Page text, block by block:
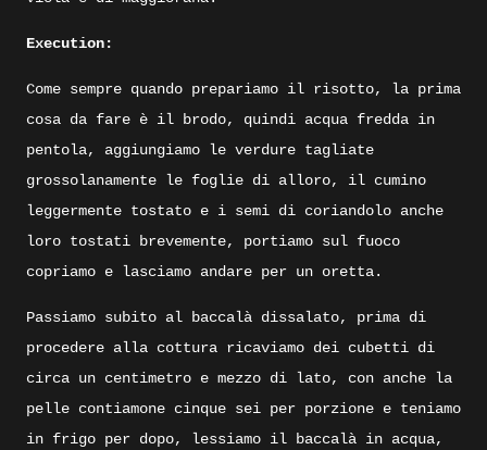
Execution:
Come sempre quando prepariamo il risotto, la prima
cosa da fare è il brodo, quindi acqua fredda in
pentola, aggiungiamo le verdure tagliate
grossolanamente le foglie di alloro, il cumino
leggermente tostato e i semi di coriandolo anche
loro tostati brevemente, portiamo sul fuoco
copriamo e lasciamo andare per un oretta.
Passiamo subito al baccalà dissalato, prima di
procedere alla cottura ricaviamo dei cubetti di
circa un centimetro e mezzo di lato, con anche la
pelle contiamone cinque sei per porzione e teniamo
in frigo per dopo, lessiamo il baccalà in acqua,